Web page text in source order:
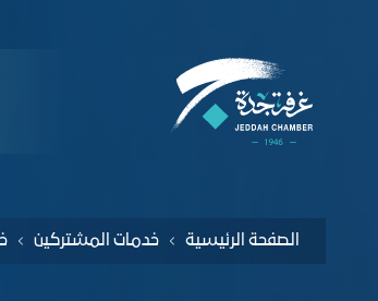
دليل الفرص الاستثمارية لقطاع
الصفحة الرئيسية خدمات المشتركين